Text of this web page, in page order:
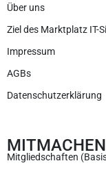
Über uns
Ziel des Marktplatz IT-
Impressum
AGBs
Datenschutzerklärung
MITMACHEN
Mitgliedschaften